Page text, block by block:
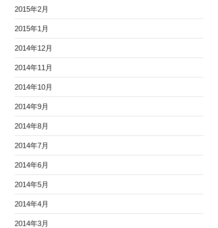
2015年2月
2015年1月
2014年12月
2014年11月
2014年10月
2014年9月
2014年8月
2014年7月
2014年6月
2014年5月
2014年4月
2014年3月